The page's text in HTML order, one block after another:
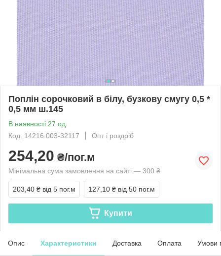
Поплін сорочковий в білу, бузкову смугу 0,5 *
0,5 мм ш.145
В наявності 27 од.
Код: 14216.003-32117
Опт і роздріб
254,20 ₴/пог.м
Мінімальна сума замовлення на сайті — 300 ₴
203,40 ₴ від 5 пог.м 127,10 ₴ від 50 пог.м
Купити
Опис Характеристики Доставка Оплата Умови